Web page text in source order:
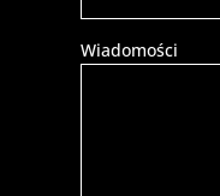
Wiadomości